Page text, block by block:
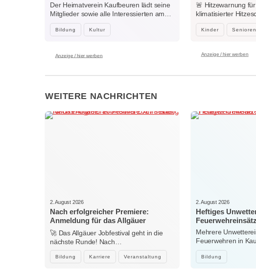
Bildung Kultur
Der Heimatverein Kaufbeuren lädt seine
Mitglieder sowie alle Interessierten am…
Kinder Senioren
🚨 Hitzewarnung
klimatisierter
Center…
Anzeige / hier werben Anzeige / hier werben
WEITERE NACHRICHTEN
Bildung Karriere Veranstaltung
2. August 2026
Nach erfolgreicher Premiere:
Anmeldung für das Allgäuer
Jobfestival 2027 startet
🚀 Das Allgäuer Jobfestival geht in die
nächste Runde! Nach…
Bildung
2. August 2026
Heftiges
Mehrere
Feuerwehren in
heftige…